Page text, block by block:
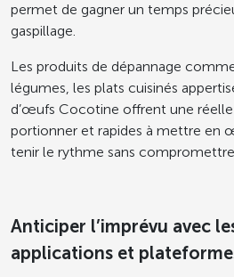
permet de gagner un temps
gaspillage.
Les produits de dépannage
légumes, les plats cuisinés
d’œufs Cocotine offrent une réelle
portionner et rapides à mettre en
tenir le rythme sans
Anticiper l’imprévu avec
applications et